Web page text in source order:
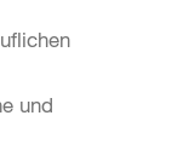
und